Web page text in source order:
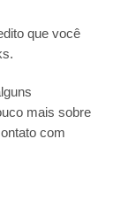
que você
mais sobre
com